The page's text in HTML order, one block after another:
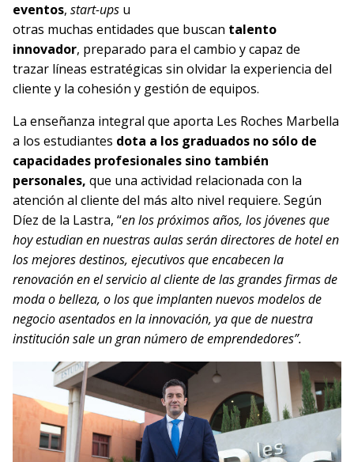
eventos, start-ups u
otras muchas entidades que buscan talento
innovador, preparado para el cambio y capaz de
trazar líneas estratégicas sin olvidar la experiencia del
cliente y la cohesión y gestión de equipos.
La enseñanza integral que aporta Les Roches Marbella
a los estudiantes dota a los graduados no sólo de
capacidades profesionales sino también
personales, que una actividad relacionada con la
atención al cliente del más alto nivel requiere. Según
Díez de la Lastra, “en los próximos años, los jóvenes que
hoy estudian en nuestras aulas serán directores de hotel en
los mejores destinos, ejecutivos que encabecen la
renovación en el servicio al cliente de las grandes firmas de
moda o belleza, o los que implanten nuevos modelos de
negocio asentados en la innovación, ya que de nuestra
institución sale un gran número de emprendedores”.